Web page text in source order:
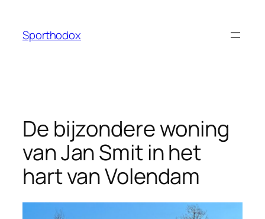
Sporthodox
De bijzondere woning
van Jan Smit in het
hart van Volendam